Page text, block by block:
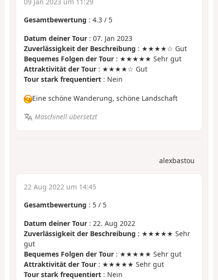
Gesamtbewertung : 4.3 / 5
Datum deiner Tour : 07. Jan 2023
Zuverlässigkeit der Beschreibung : ★★★★☆ Gut
Bequemes Folgen der Tour : ★★★★★ Sehr gut
Attraktivität der Tour : ★★★★☆ Gut
Tour stark frequentiert : Nein
Eine schöne Wanderung, schöne Landschaft
Maschinell übersetzt
alexbastou
22 Aug 2022 um 14:45
Gesamtbewertung : 5 / 5
Datum deiner Tour : 22. Aug 2022
Zuverlässigkeit der Beschreibung : ★★★★★ Sehr
gut
Bequemes Folgen der Tour : ★★★★★ Sehr gut
Attraktivität der Tour : ★★★★★ Sehr gut
Tour stark frequentiert : Nein